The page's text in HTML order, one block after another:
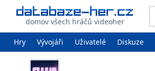
domov všech hráčů videoher
Hry Vývojáři Uživatelé Diskuze